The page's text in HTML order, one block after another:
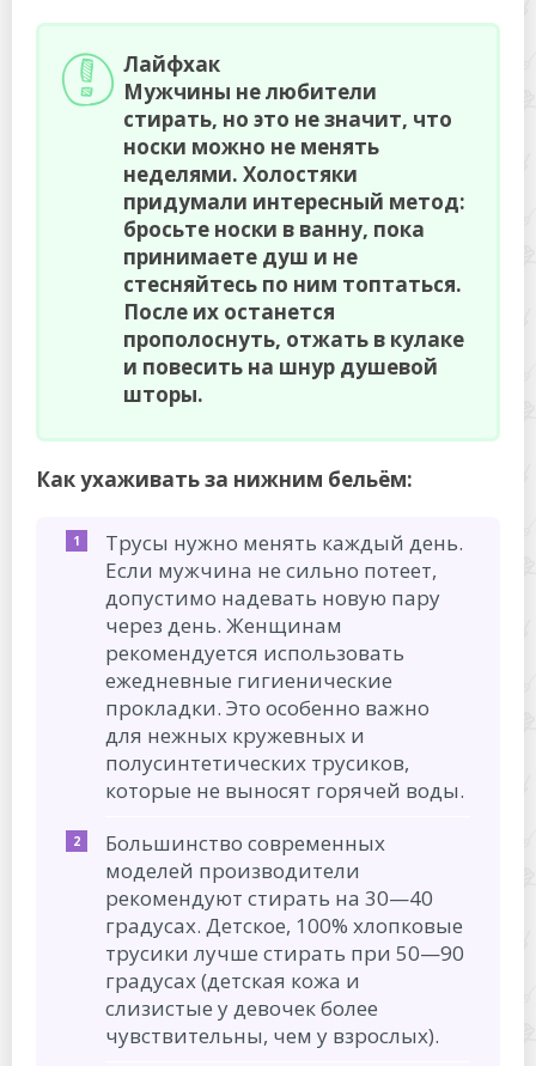
Лайфхак
Мужчины не любители
стирать, но это не значит, что
носки можно не менять
неделями. Холостяки
придумали интересный метод:
бросьте носки в ванну, пока
принимаете душ и не
стесняйтесь по ним топтаться.
После их останется
прополоснуть, отжать в кулаке
и повесить на шнур душевой
шторы.
Как ухаживать за нижним бельём:
Трусы нужно менять каждый день.
Если мужчина не сильно потеет,
допустимо надевать новую пару
через день. Женщинам
рекомендуется использовать
ежедневные гигиенические
прокладки. Это особенно важно
для нежных кружевных и
полусинтетических трусиков,
которые не выносят горячей воды.
Большинство современных
моделей производители
рекомендуют стирать на 30—40
градусах. Детское, 100% хлопковые
трусики лучше стирать при 50—90
градусах (детская кожа и
слизистые у девочек более
чувствительны, чем у взрослых).